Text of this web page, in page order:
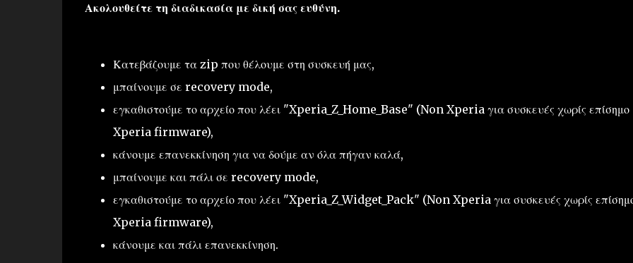
Ακολουθείτε τη διαδικασία με δική σας ευθύνη.
Κατεβάζουμε τα zip που θέλουμε στη συσκευή μας,
μπαίνουμε σε recovery mode,
εγκαθιστούμε το αρχείο που λέει "Xperia_Z_Home_Base" (Non Xperia για συσκευές χωρίς επίσημο
Xperia firmware),
κάνουμε επανεκκίνηση για να δούμε αν όλα πήγαν καλά,
μπαίνουμε και πάλι σε recovery mode,
εγκαθιστούμε το αρχείο που λέει "Xperia_Z_Widget_Pack" (Non Xperia για συσκευές χωρίς
Xperia firmware),
κάνουμε και πάλι επανεκκίνηση.